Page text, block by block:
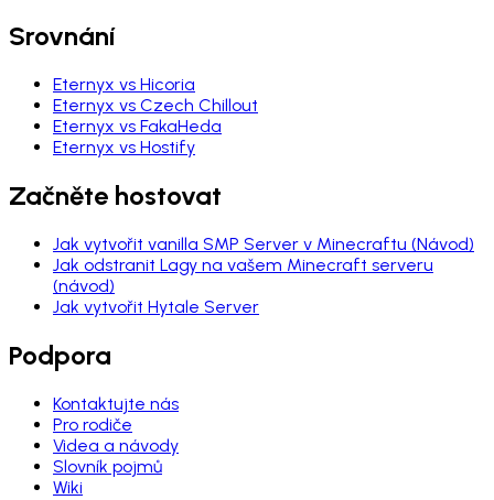
Srovnání
Eternyx vs Hicoria
Eternyx vs Czech Chillout
Eternyx vs FakaHeda
Eternyx vs Hostify
Začněte hostovat
Jak vytvořit vanilla SMP Server v Minecraftu (Návod)
Jak odstranit Lagy na vašem Minecraft serveru
(návod)
Jak vytvořit Hytale Server
Podpora
Kontaktujte nás
Pro rodiče
Videa a návody
Slovník pojmů
Wiki